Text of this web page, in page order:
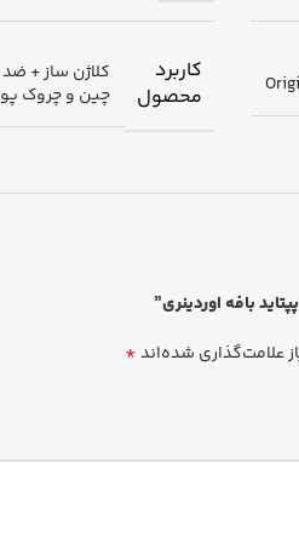
کاربرد
محصول
کلاژن ساز +
چین و چروک
بافه اوردینری”
علامت‌گذاری شده‌اند*